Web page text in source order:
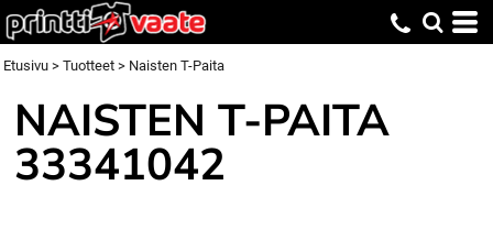
Etusivu > Tuotteet > Naisten T-Paita
NAISTEN T-PAITA
33341042